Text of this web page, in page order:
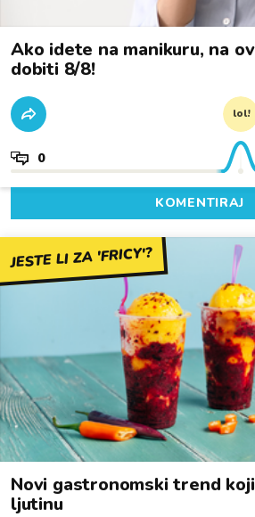
Ako idete na manikuru, na
dobiti 8/8!
lol!
0
KOMENTIRAJ
JESTE LI ZA 'FRICY'?
Novi gastronomski trend
ljutinu